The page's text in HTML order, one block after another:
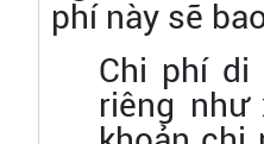
phí này sẽ
Chi phí di
riêng